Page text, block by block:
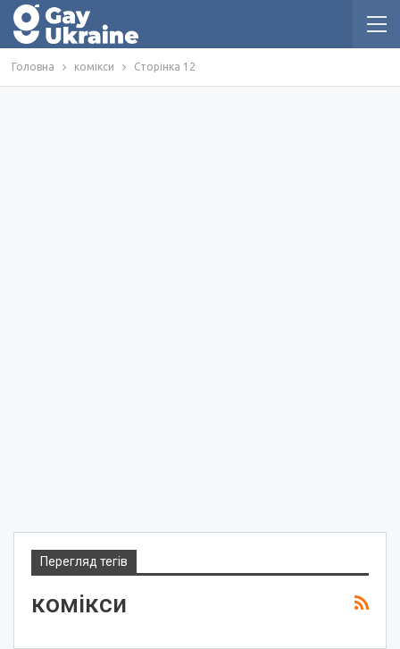
Головна комікси Сторінка 12
Перегляд тегів
комікси